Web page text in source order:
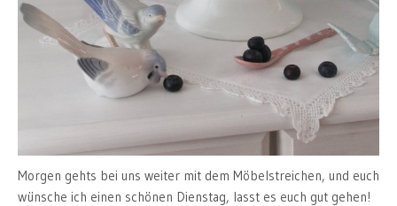
Morgen gehts bei uns weiter mit dem Möbelstreichen, und euch
wünsche ich einen schönen Dienstag, lasst es euch gut gehen!